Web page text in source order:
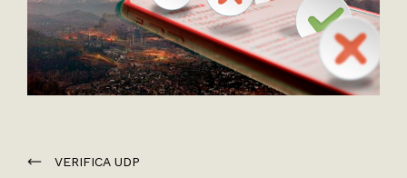
VERIFICA UDP